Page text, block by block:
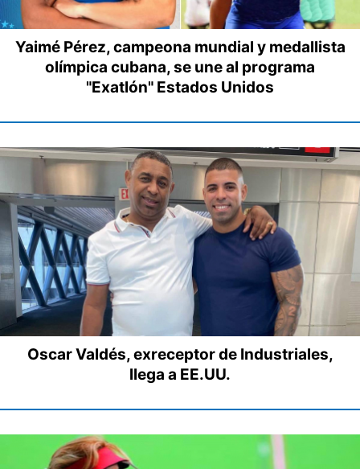
Yaimé Pérez, campeona mundial y medallista
olímpica cubana, se une al programa
"Exatlón" Estados Unidos
Oscar Valdés, exreceptor de Industriales,
llega a EE.UU.